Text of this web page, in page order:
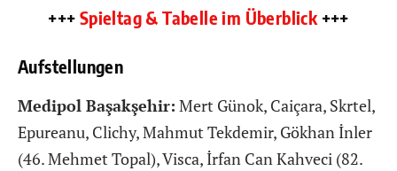
+++ Spieltag & Tabelle im Überblick +++
Aufstellungen
Medipol Başakşehir: Mert Günok, Caiçara, Skrtel,
Epureanu, Clichy, Mahmut Tekdemir, Gökhan İnler
(46. Mehmet Topal), Visca, İrfan Can Kahveci (82.